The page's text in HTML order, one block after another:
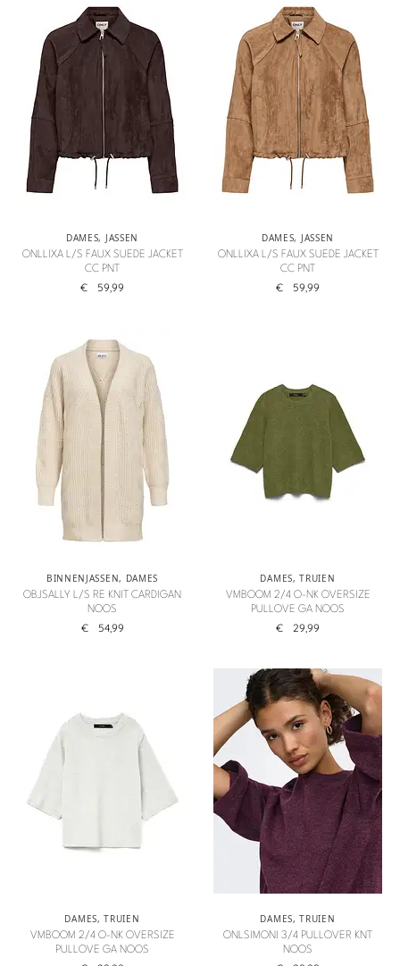
DAMES, JASSEN
ONLLIXA L/S FAUX SUEDE JACKET
CC PNT
€ 59,99
DAMES, JASSEN
ONLLIXA L/S FAUX SUEDE JACKET
CC PNT
€ 59,99
BINNENJASSEN, DAMES
OBJSALLY L/S RE KNIT CARDIGAN
NOOS
€ 54,99
DAMES,TRUIEN
VMBOOM 2/4 O-NK OVERSIZE
PULLOVE GA NOOS
€ 29,99
DAMES,TRUIEN
VMBOOM 2/4 O-NK OVERSIZE
PULLOVE GA NOOS
DAMES,TRUIEN
ONLSIMONI 3/4 PULLOVER KNT
NOOS